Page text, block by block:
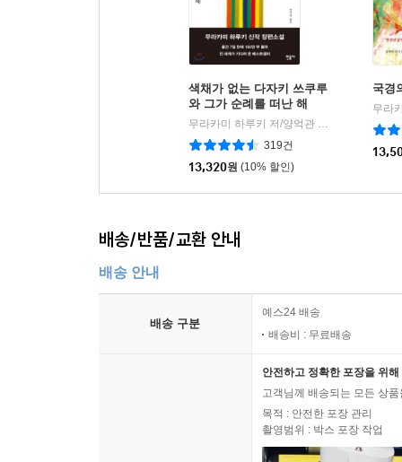
색채가 없는 다자키 쓰쿠루
와 그가 순례를 떠난 해
무라카미 하루키 저/양억관 역
319건
13,320원 (10% 할인)
국경
배송/반품/교환 안내
배송 안내
배송 구분
예스24 배송
배송비 : 무료배송
안전하고 정확한 포장을 위
고객님께 배송되는 모든 상
목적 : 안전한 포장 관리
촬영범위 : 박스 포장 작업